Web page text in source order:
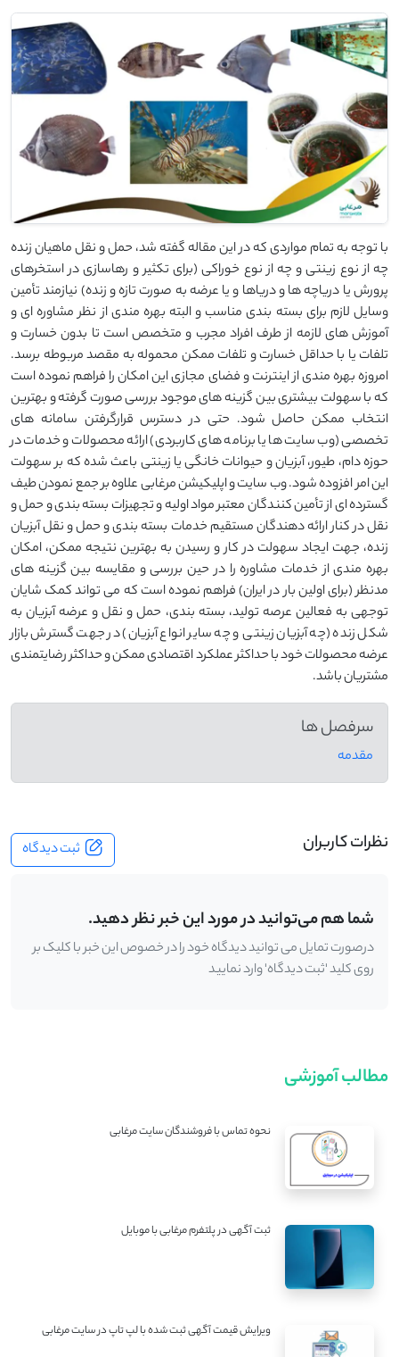
با توجه به تمام مواردی که در این مقاله گفته شد، حمل و نقل ماهیان زنده
چه از نوع زینتی و چه از نوع خوراکی (برای تکثیر و رهاسازی در استخرهای
پرورش یا دریاچه ها و دریاها و یا عرضه به صورت تازه و زنده) نیازمند تأمین
وسایل لازم برای بسته بندی مناسب و البته بهره مندی از نظر مشاوره ای و
آموزش های لازمه از طرف افراد مجرب و متخصص است تا بدون خسارت و
تلفات یا با حداقل خسارت و تلفات ممکن محموله به مقصد مربوطه برسد.
امروزه بهره مندی از اینترنت و فضای مجازی این امکان را فراهم نموده است
که با سهولت بیشتری بین گزینه های موجود بررسی صورت گرفته و بهترین
انتخاب ممکن حاصل شود. حتی در دسترس قرارگرفتن سامانه های
تخصصی (وب سایت ها یا برنامه های کاربردی) ارائه محصولات و خدمات در
حوزه دام، طیور، آبزیان و حیوانات خانگی یا زینتی باعث شده که بر سهولت
این امر افزوده شود. وب سایت و اپلیکیشن مرغابی علاوه بر جمع نمودن طیف
گسترده ای از تأمین کنندگان معتبر مواد اولیه و تجهیزات بسته بندی و حمل و
نقل در کنار ارائه دهندگان مستقیم خدمات بسته بندی و حمل و نقل آبزیان
زنده، جهت ایجاد سهولت در کار و رسیدن به بهترین نتیجه ممکن، امکان
بهره مندی از خدمات مشاوره را در حین بررسی و مقایسه بین گزینه های
مدنظر (برای اولین بار در ایران) فراهم نموده است که می تواند کمک شایان
توجهی به فعالین عرصه تولید، بسته بندی، حمل و نقل و عرضه آبزیان به
شکل زنده (چه آبزیان زینتی و چه سایر انواع آبزیان) در جهت گسترش بازار
عرضه محصولات خود با حداکثر عملکرد اقتصادی ممکن و حداکثر رضایتمندی
مشتریان باشد.
سرفصل ها
مقدمه
نظرات کاربران ثبت دیدگاه
شما هم می‌توانید در مورد این خبر نظر دهید.
درصورت تمایل می توانید دیدگاه خود را در خصوص این خبر با کلیک بر
روی کلید 'ثبت دیدگاه' وارد نمایید
مطالب آموزشی
نحوه تماس با فروشندگان سایت مرغابی
ثبت آگهی در پلتفرم مرغابی با موبایل
ویرایش قیمت آگهی ثبت شده با لپ تاپ در سایت مرغابی